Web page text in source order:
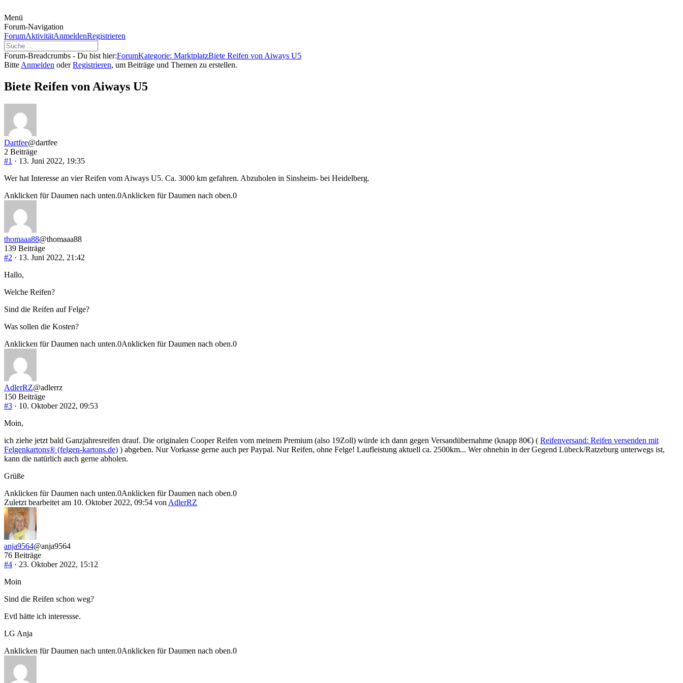
Menü
Forum-Navigation
ForumAktivitätAnmeldenRegistrieren
Forum-Breadcrumbs - Du bist hier:ForumKategorie: MarktplatzBiete Reifen von Aiways U5
Bitte Anmelden oderRegistrieren, um Beiträge und Themen zu erstellen.
Biete Reifen von Aiways U5
Dartfee@dartfee
2 Beiträge
#1 · 13. Juni 2022, 19:35
Wer hat Interesse an vier Reifen vom Aiways U5. Ca. 3000 km gefahren. Abzuholen in Sinsheim- bei Heidelberg.
Anklicken für Daumen nach unten.0Anklicken für Daumen nach oben.0
thomaaa88@thomaaa88
139 Beiträge
#2 · 13. Juni 2022, 21:42
Hallo,
Welche Reifen?
Sind die Reifen auf Felge?
Was sollen die Kosten?
Anklicken für Daumen nach unten.0Anklicken für Daumen nach oben.0
AdlerRZ@adlerrz
150 Beiträge
#3 · 10. Oktober 2022, 09:53
Moin,
ich ziehe jetzt bald Ganzjahresreifen drauf. Die originalen Cooper Reifen vom meinem Premium (also 19Zoll) würde ich dann gegen Versandübernahme (knapp 80€) ( Reifenversand: Reifen versenden mit
Felgenkartons® (felgen-kartons.de) ) abgeben. Nur Vorkasse gerne auch per Paypal. Nur Reifen, ohne Felge! Laufleistung aktuell ca. 2500km... Wer ohnehin in der Gegend Lübeck/Ratzeburg unterwegs ist,
kann die natürlich auch gerne abholen.
Grüße
Anklicken für Daumen nach unten.0Anklicken für Daumen nach oben.0
Zuletzt bearbeitet am 10. Oktober 2022, 09:54 von AdlerRZ
anja9564@anja9564
76 Beiträge
#4 · 23. Oktober 2022, 15:12
Moin
Sind die Reifen schon weg?
Evtl hätte ich interessse.
LG Anja
Anklicken für Daumen nach unten.0Anklicken für Daumen nach oben.0